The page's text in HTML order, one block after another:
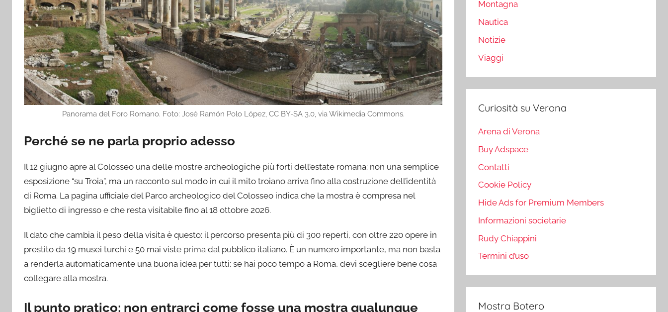
Panorama del Foro Romano. Foto: José Ramón Polo López, CC BY-SA 3.0, via Wikimedia Commons.
Perché se ne parla proprio adesso
Il 12 giugno apre al Colosseo una delle mostre archeologiche più forti dell’estate romana: non una semplice
esposizione “su Troia”, ma un racconto sul modo in cui il mito troiano arriva fino alla costruzione dell’identità
di Roma. La pagina ufficiale del Parco archeologico del Colosseo indica che la mostra è compresa nel
biglietto di ingresso e che resta visitabile fino al 18 ottobre 2026.
Il dato che cambia il peso della visita è questo: il percorso presenta più di 300 reperti, con oltre 220 opere in
prestito da 19 musei turchi e 50 mai viste prima dal pubblico italiano. È un numero importante, ma non basta
a renderla automaticamente una buona idea per tutti: se hai poco tempo a Roma, devi scegliere bene cosa
collegare alla mostra.
Il punto pratico: non entrarci come fosse una mostra qualunque
Montagna
Nautica
Notizie
Viaggi
Curiosità su Verona
Arena di Verona
Buy Adspace
Contatti
Cookie Policy
Hide Ads for Premium Members
Informazioni societarie
Rudy Chiappini
Termini d’uso
Mostra Botero